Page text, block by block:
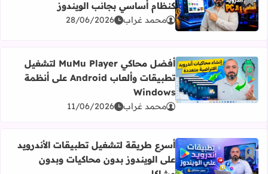
أضف إلى العلامات المرجعية
اقرأ المزيد عن تثبيت PrimeOS نظام أندرويد سريع كنظام أساسي بجانب الويندوز
كنظام أساسي بجانب الويندوز
محمد غراب 28/06/2026
أضف إلى العلامات المرجعية
اقرأ المزيد عن أفضل محاكي MuMu Player لتشغيل تطبيقات وألعاب Android على أنظمة Windows
أفضل محاكي MuMu Player لتشغيل
تطبيقات وألعاب Android على أنظمة
Windows
محمد غراب 11/06/2026
أضف إلى العلامات المرجعية
اقرأ المزيد عن أسرع طريقة لتشغيل تطبيقات الأندرويد
أسرع طريقة لتشغيل تطبيقات الأندرويد
على الويندوز بدون محاكيات وبدون